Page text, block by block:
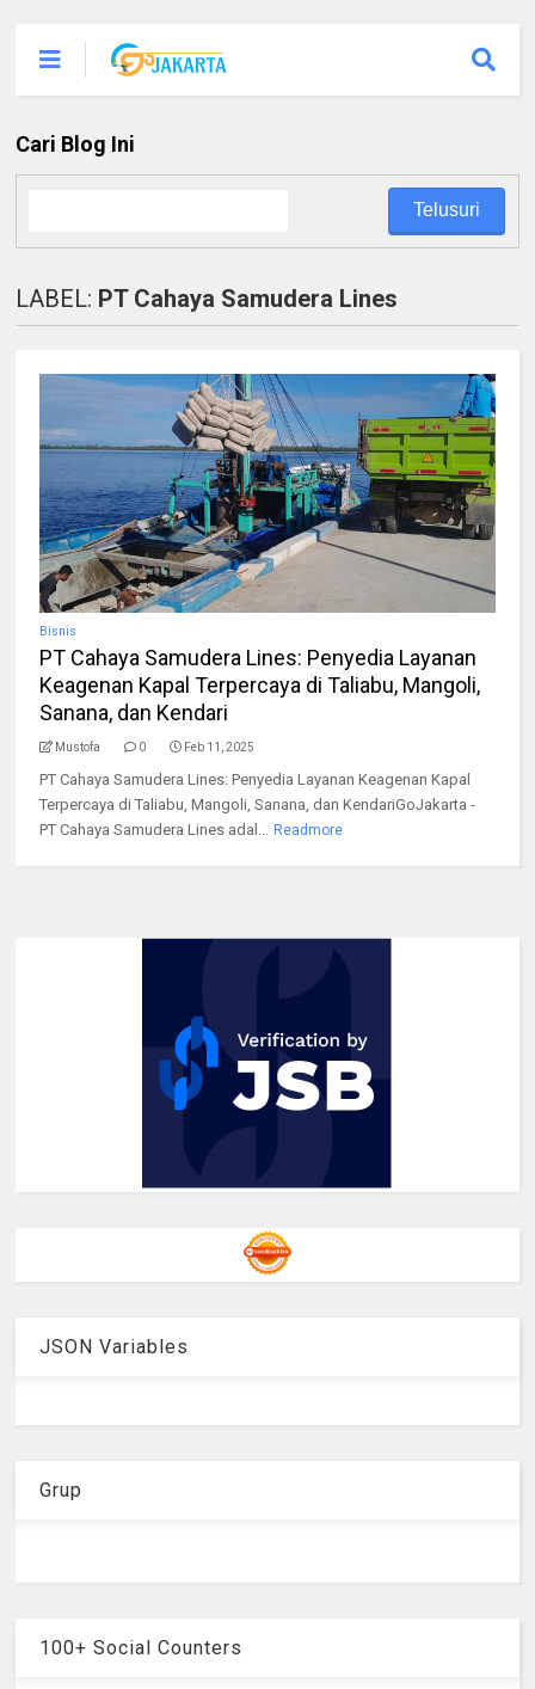
Cari Blog Ini
LABEL: PT Cahaya Samudera Lines
Bisnis
PT Cahaya Samudera Lines: Penyedia Layanan
Keagenan Kapal Terpercaya di Taliabu, Mangoli,
Sanana, dan Kendari
Mustofa 0 Feb 11, 2025
PT Cahaya Samudera Lines: Penyedia Layanan Keagenan Kapal
Terpercaya di Taliabu, Mangoli, Sanana, dan KendariGoJakarta -
PT Cahaya Samudera Lines adal...
Readmore
JSON Variables
Grup
100+ Social Counters